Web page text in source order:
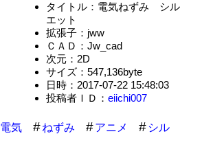
タイトル：電気ねずみ シル
エット
拡張子：jww
ＣＡＤ：Jw_cad
次元：2D
サイズ：547,136byte
日時：2017-07-22 15:48:03
投稿者ＩＤ： eiichi007
電気 ねずみ アニメ
シル